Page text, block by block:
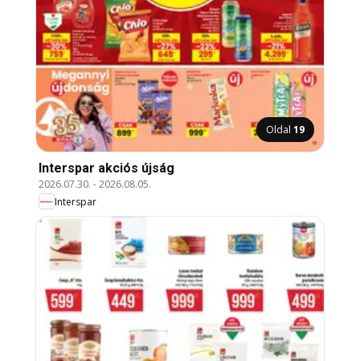
Oldal 19
Interspar akciós újság
2026.07.30. -2026.08.05.
Interspar